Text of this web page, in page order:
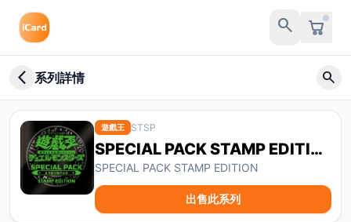
search
arrow_back_ios_new 系列詳情 search
遊戲王 STSP
SPECIAL PACK STAMP EDITION
SPECIAL PACK STAMP EDITION
出售此系列